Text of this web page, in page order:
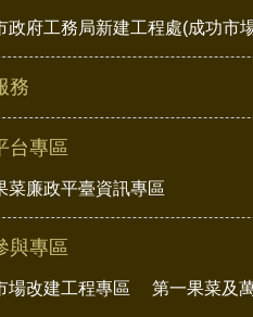
政府工務局新建工程處(成功市
務
台專區
菜廉政平臺資訊專區
與專區
場改建工程專區 第一果菜及